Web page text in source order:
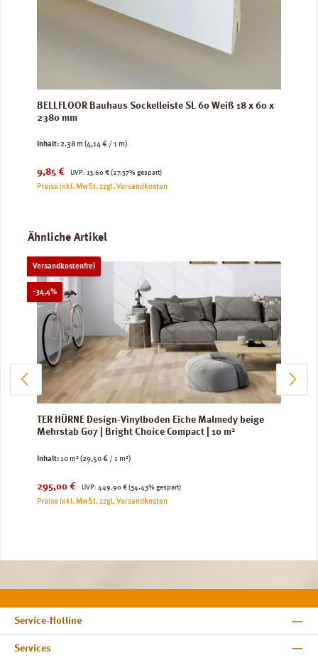
BELLFLOOR Bauhaus Sockelleiste SL 60 Weiß 18 x 60 x
2380 mm
Inhalt:2.38 m (4,14 € / 1 m)
Verkaufspreis:
9,85 € UVP:
Regulärer Preis:
13,60 € (27.57% gespart)
Preise inkl. MwSt. zzgl. Versandkosten
Produktgalerie überspringen
Ähnliche Artikel
Versandkostenfrei
-34,4%Rabatt
TER HÜRNE Design-Vinylboden Eiche Malmedy beige
Mehrstab G07 | Bright Choice Compact | 10 m²
Inhalt:10 m²(29,50 € / 1 m²)
Verkaufspreis:
295,00 € UVP:
Regulärer Preis:
449,90 € (34.43% gespart)
Preise inkl. MwSt. zzgl. Versandkosten
Service-Hotline
Services